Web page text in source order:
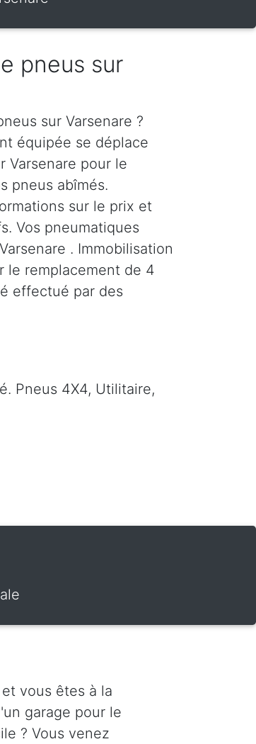
pneus sur
sur Varsenare ?
équipée se déplace
Varsenare pour le
pneus abîmés.
sur le prix et
Vos pneumatiques
. Immobilisation
le remplacement de 4
effectué par des
Pneus 4X4, Utilitaire,
vous êtes à la
garage pour le
? Vous venez